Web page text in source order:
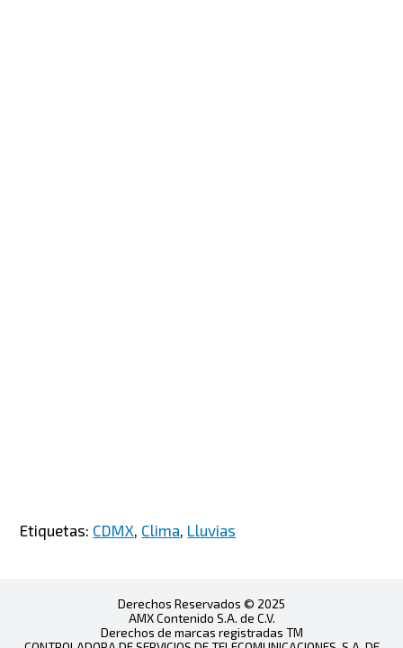
Etiquetas: CDMX Clima Lluvias
Derechos Reservados © 2025
AMX Contenido S.A. de C.V.
Derechos de marcas registradas TM